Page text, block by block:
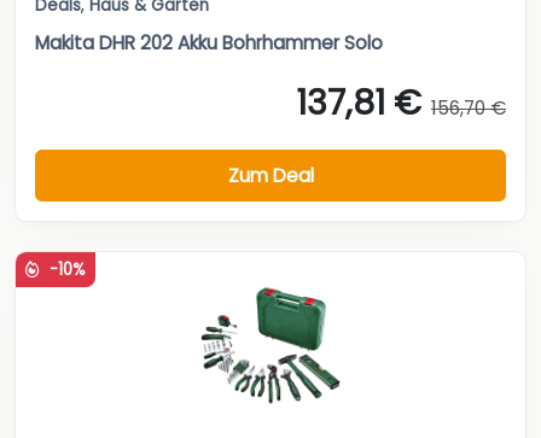
Deals, Haus & Garten
Makita DHR 202 Akku Bohrhammer Solo
137,81 € 156,70 €
Zum Deal
-10%